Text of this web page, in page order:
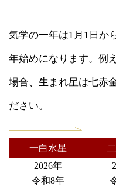
気学の一年は1月1日か
年始めになります。例
場合、生まれ星は七赤
ださい。
一白水星
2026年
令和8年